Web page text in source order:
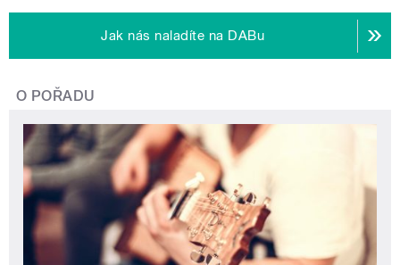
Jak nás naladíte na DABu
O POŘADU